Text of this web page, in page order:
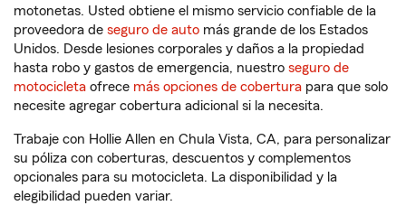
motonetas. Usted obtiene el mismo servicio confiable de la
proveedora de seguro de auto más grande de los Estados
Unidos. Desde lesiones corporales y daños a la propiedad
hasta robo y gastos de emergencia, nuestro seguro de
motocicleta ofrece más opciones de cobertura para que solo
necesite agregar cobertura adicional si la necesita.
Trabaje con Hollie Allen en Chula Vista, CA, para personalizar
su póliza con coberturas, descuentos y complementos
opcionales para su motocicleta. La disponibilidad y la
elegibilidad pueden variar.